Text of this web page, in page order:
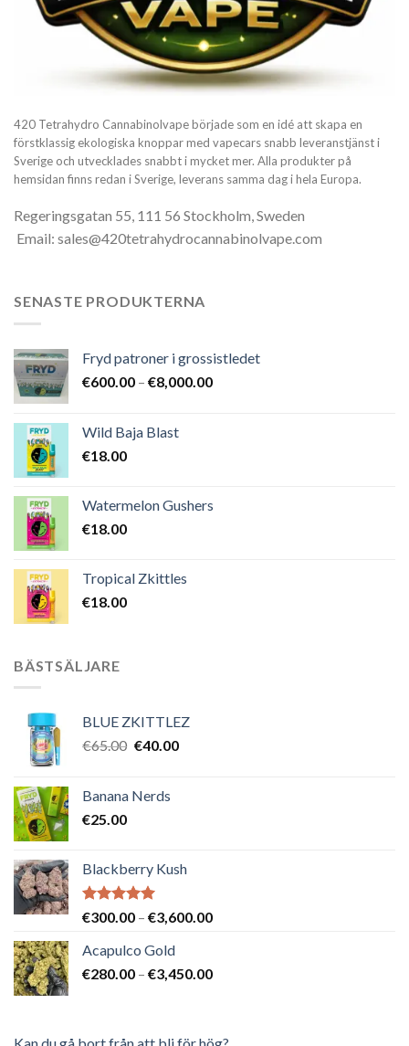
420 Tetrahydro Cannabinolvape började som en idé att skapa en
förstklassig ekologiska knoppar med vapecars snabb leveranstjänst i
Sverige och utvecklades snabbt i mycket mer. Alla produkter på
hemsidan finns redan i Sverige, leverans samma dag i hela Europa.
Regeringsgatan 55, 111 56 Stockholm, Sweden
Email: sales@420tetrahydrocannabinolvape.com
SENASTE PRODUKTERNA
Fryd patroner i grossistledet
€600.00 – €8,000.00Prisintervall:
Wild Baja Blast
€18.00
Watermelon Gushers
€18.00
Tropical Zkittles
€18.00
BÄSTSÄLJARE
BLUE ZKITTLEZ
€65.00 Det
var:
€40.00Det
Banana Nerds
€25.00
Blackberry Kush
Betygsatt
€300.00 – €3,600.00Prisintervall:
€3,600.00
Acapulco Gold
€280.00 – €3,450.00Prisintervall: